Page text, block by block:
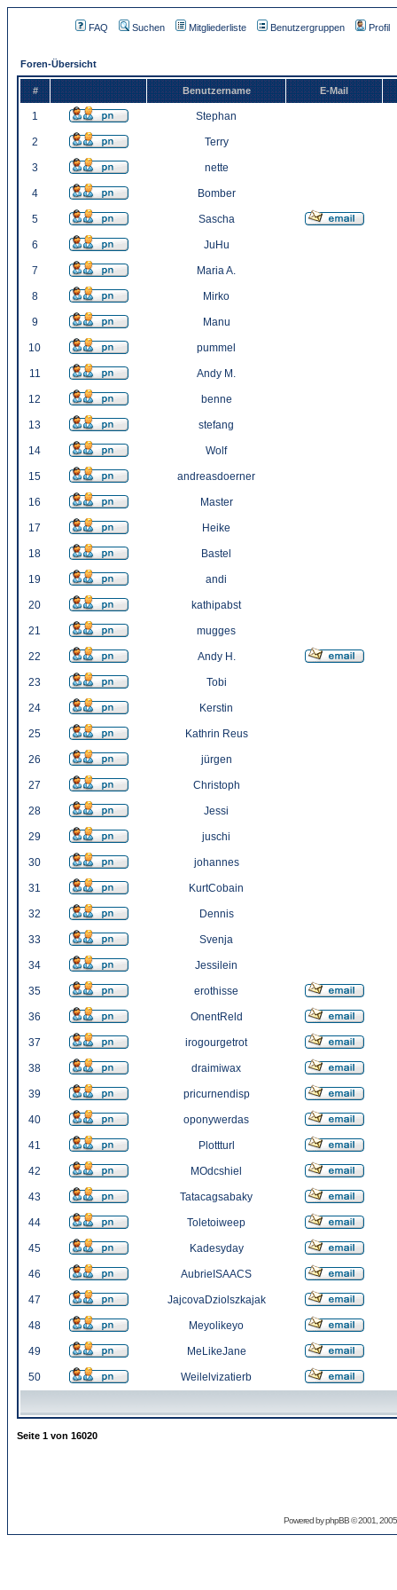
FAQ Suchen Mitgliederliste Benutzergruppen Profil
Foren-Übersicht
# Benutzername E-Mail
1 Stephan
2 Terry
3 nette
4 Bomber
5 Sascha
6 JuHu
7 Maria A.
8 Mirko
9 Manu
10 pummel
11 Andy M.
12 benne
13 stefang
14 Wolf
15 andreasdoerner
16 Master
17 Heike
18 Bastel
19 andi
20 kathipabst
21 mugges
22 Andy H.
23 Tobi
24 Kerstin
25 Kathrin Reus
26 jürgen
27 Christoph
28 Jessi
29 juschi
30 johannes
31 KurtCobain
32 Dennis
33 Svenja
34 Jessilein
35 erothisse
36 OnentReld
37 irogourgetrot
38 draimiwax
39 pricurnendisp
40 oponywerdas
41 Plottturl
42 MOdcshiel
43 Tatacagsabaky
44 Toletoiweep
45 Kadesyday
46 AubrieISAACS
47 JajcovaDziolszkajak
48 Meyolikeyo
49 MeLikeJane
50 Weilelvizatierb
Seite 1 von 16020
Powered byphpBB© 2001,